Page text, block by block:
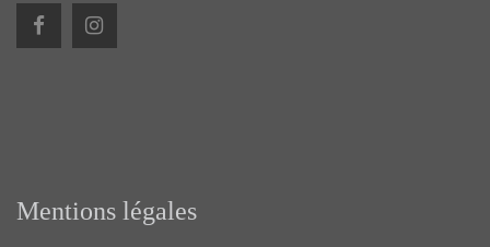
Mentions légales